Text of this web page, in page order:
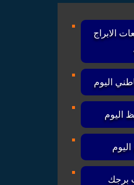
الابراج
اليوم
اليوم
برجك